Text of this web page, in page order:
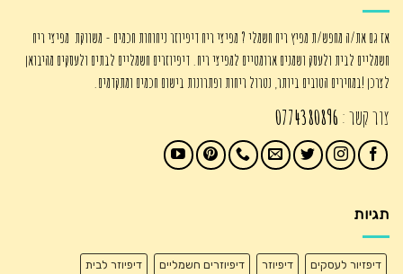
אז גם את/ה מחפש/ת מפיץ ריח חשמלי ? מפיצי ריח דיפיוזר ניחוחות חכמים - משווקת מפיצי ריח
חשמליים לבית ולעסק ושמנים ארומטיים למפיצי ריח. דיפיוזרים חשמליים לבתים ולעסקים מהיבואן
לצרכן !במחירים הטובים ביותר, נטרול ריחות ופתרונות בישום חכמים ומתקדמים.
צור קשר : 0774380896
תגיות
דיפזיור לעסקים דיפיוזר דיפיוזרים חשמליים דיפיוזר לבית